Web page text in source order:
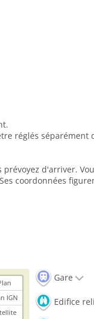
réglés séparément
d'arriver.
coordonnées
IGN
Gare
Edifice